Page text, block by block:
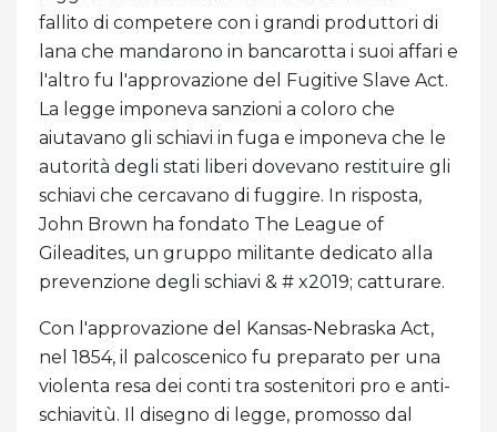
fallito di competere con i grandi produttori di
lana che mandarono in bancarotta i suoi affari e
l'altro fu l'approvazione del Fugitive Slave Act.
La legge imponeva sanzioni a coloro che
aiutavano gli schiavi in ​​fuga e imponeva che le
autorità degli stati liberi dovevano restituire gli
schiavi che cercavano di fuggire. In risposta,
John Brown ha fondato The League of
Gileadites, un gruppo militante dedicato alla
prevenzione degli schiavi & # x2019; catturare.
Con l'approvazione del Kansas-Nebraska Act,
nel 1854, il palcoscenico fu preparato per una
violenta resa dei conti tra sostenitori pro e anti-
schiavitù. Il disegno di legge, promosso dal